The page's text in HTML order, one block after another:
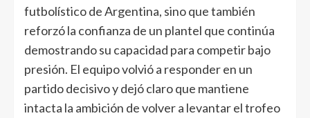
futbolístico de Argentina, sino que también
reforzó la confianza de un plantel que continúa
demostrando su capacidad para competir bajo
presión. El equipo volvió a responder en un
partido decisivo y dejó claro que mantiene
intacta la ambición de volver a levantar el trofeo